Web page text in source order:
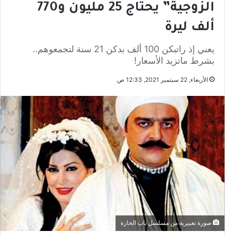
الزوجية” يحتاج 25 مليون و770
ألف ليرة
يعني إذ راتبكن 100 ألف بدكن 21 سنة لتجمعوهم..
بشرط ماتزيد الأسعار!
الأربعاء, 22 سبتمبر 2021, 12:33 ص
صورة تعبيرية من مسلسل باب الحارة